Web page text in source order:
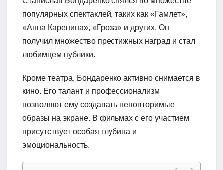
популярных спектаклей, таких как «Гамлет»,
«Анна Каренина», «Гроза» и других. Он
получил множество престижных наград и стал
любимцем публики.
Кроме театра, Бондаренко активно снимается в
кино. Его талант и профессионализм
позволяют ему создавать неповторимые
образы на экране. В фильмах с его участием
присутствует особая глубина и
эмоциональность.